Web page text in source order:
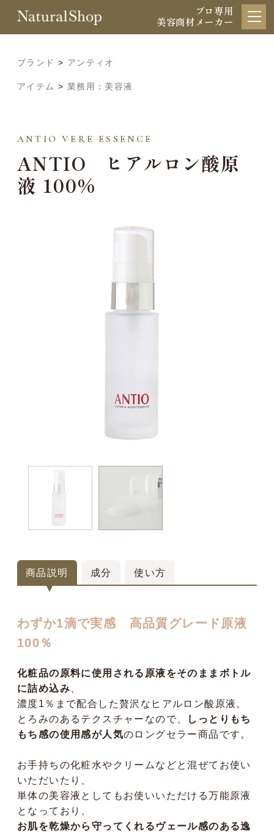
プロ専用
美容商材メーカー
ブランド > アンティオ
アイテム > 業務用：美容液
ANTIO VERE ESSENCE
ANTIO ヒアルロン酸原
液 100%
商品説明 成分 使い方
わずか1滴で実感 高品質グレード原液
100％
化粧品の原料に使用される原液をそのままボトル
に詰め込み
濃度1％まで配合した贅沢なヒアルロン酸原液。
とろみのあるテクスチャーなので、
しっとりもち
もち感の使用感が人気のロングセラー商品です。
お手持ちの化粧水やクリームなどと混ぜてお使い
いただいたり、
単体の美容液としてもお使いいただける万能原液
となっており、
お肌を乾燥から守ってくれるヴェール感のある逸